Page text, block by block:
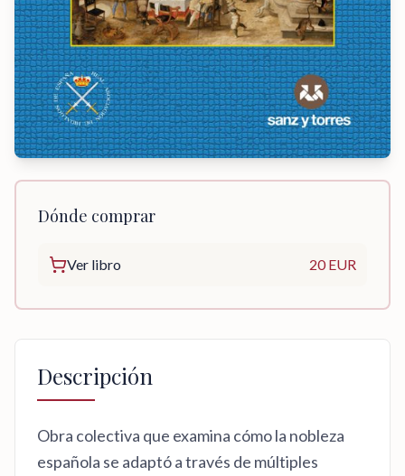
Dónde comprar
Ver libro 20 EUR
Descripción
Obra colectiva que examina cómo la nobleza
española se adaptó a través de múltiples